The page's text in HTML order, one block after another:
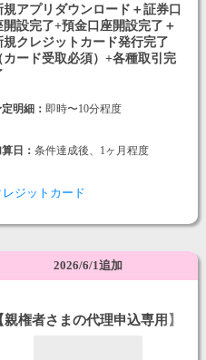
規アプリダウンロード＋証券口
開設完了+預金口座開設完了＋
規クレジットカード発行完了
カード受取必須）+各種取引完
明細： 即時〜10分程度
日： 条件達成後、1ヶ月程度
レジットカード
2026/6/1追加
親権者さまの代理申込専用】